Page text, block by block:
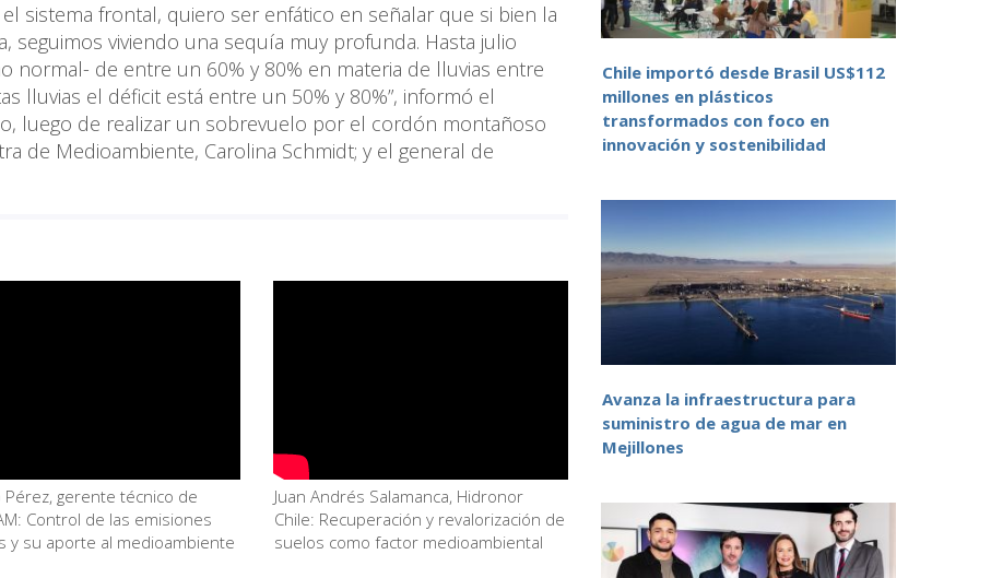
sistema frontal, quiero ser enfático en señalar que si bien la
seguimos viviendo una sequía muy profunda. Hasta julio
de entre un 60% y 80% en materia de lluvias entre
lluvias el déficit está entre un 50% y 80%”, informó el
luego de realizar un sobrevuelo por el cordón montañoso
de Medioambiente, Carolina Schmidt; y el general de
Pérez, gerente técnico de
Control de las emisiones
y su aporte al medioambiente
Juan Andrés Salamanca, Hidronor
Chile: Recuperación y revalorización de
suelos como factor medioambiental
Chile importó desde Brasil US$112
millones en plásticos
transformados con foco en
innovación y sostenibilidad
Avanza la infraestructura para
suministro de agua de mar en
Mejillones